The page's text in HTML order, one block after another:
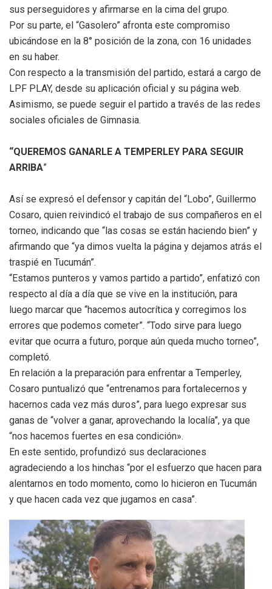
sus perseguidores y afirmarse en la cima del grupo.
Por su parte, el “Gasolero” afronta este compromiso
ubicándose en la 8° posición de la zona, con 16 unidades
en su haber.
Con respecto a la transmisión del partido, estará a cargo de
LPF PLAY, desde su aplicación oficial y su página web.
Asimismo, se puede seguir el partido a través de las redes
sociales oficiales de Gimnasia.
“QUEREMOS GANARLE A TEMPERLEY PARA SEGUIR
ARRIBA”
Así se expresó el defensor y capitán del “Lobo”, Guillermo
Cosaro, quien reivindicó el trabajo de sus compañeros en el
torneo, indicando que “las cosas se están haciendo bien” y
afirmando que “ya dimos vuelta la página y dejamos atrás el
traspié en Tucumán”.
“Estamos punteros y vamos partido a partido”, enfatizó con
respecto al día a día que se vive en la institución, para
luego marcar que “hacemos autocrítica y corregimos los
errores que podemos cometer”. “Todo sirve para luego
evitar que ocurra a futuro, porque aún queda mucho torneo”,
completó.
En relación a la preparación para enfrentar a Temperley,
Cosaro puntualizó que “entrenamos para fortalecernos y
hacernos cada vez más duros”, para luego expresar sus
ganas de “volver a ganar, aprovechando la localía”, ya que
“nos hacemos fuertes en esa condición».
En este sentido, profundizó sus declaraciones
agradeciendo a los hinchas “por el esfuerzo que hacen para
alentarnos en todo momento, como lo hicieron en Tucumán
y que hacen cada vez que jugamos en casa”.